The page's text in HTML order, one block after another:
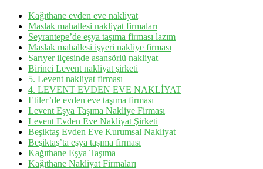
Kağıthane evden eve nakliyat
Maslak mahallesi nakliyat firmaları
Seyrantepe’de eşya taşıma firması lazım
Maslak mahallesi işyeri nakliye firması
Sarıyer ilçesinde asansörlü nakliyat
Birinci Levent nakliyat şirketi
5. Levent nakliyat firması
4. LEVENT EVDEN EVE NAKLİYAT
Etiler’de evden eve taşıma firması
Levent Eşya Taşıma Nakliye Firması
Levent Evden Eve Nakliyat Şirketi
Beşiktaş Evden Eve Kurumsal Nakliyat
Beşiktaş’ta eşya taşıma firması
Kağıthane Eşya Taşıma
Kağıthane Nakliyat Firmaları